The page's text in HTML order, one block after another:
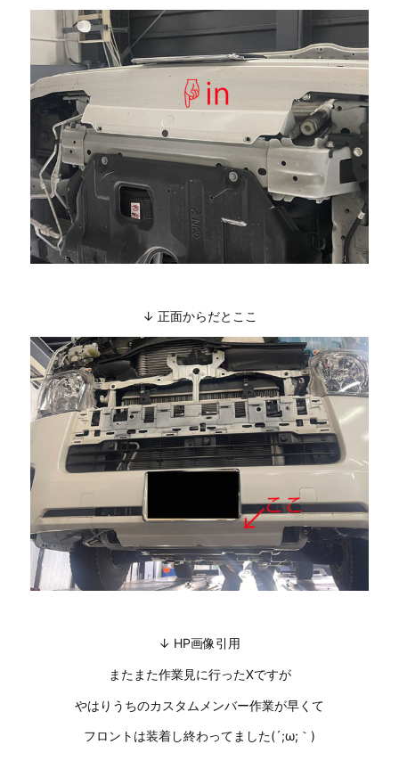
↓ 正面からだとここ
↓ HP画像引用
またまた作業見に行ったXですが
やはりうちのカスタムメンバー作業が早くて
フロントは装着し終わってました(´;ω;｀)